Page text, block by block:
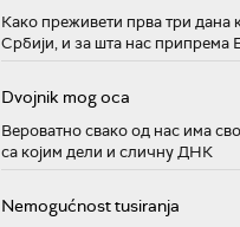
Како преживети прва три дана
Србији, и за шта нас припрема
Dvojnik mog oca
Вероватно свако од нас има
са којим дели и сличну ДНК
Nemogućnost tusiranja